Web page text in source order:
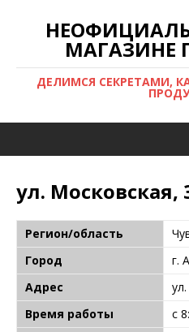
МАГАЗИНЕ
ДЕЛИМСЯ СЕКРЕТАМИ,
ул. Московская,
Регион/область
Город
г.
Адрес
Время работы
с